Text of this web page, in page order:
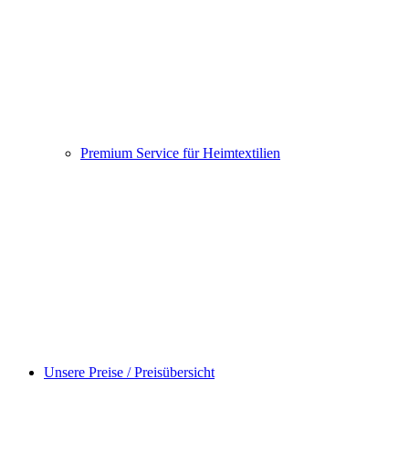
Premium Service für Heimtextilien
Unsere Preise / Preisübersicht